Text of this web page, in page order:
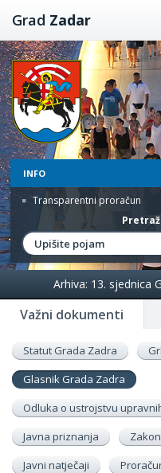
Preskoči
na
sadržaj
Grad Zadar
INFO
Transparentni proračun
Važni dokumenti
Arhiva: 13. sjednica
Statut Grada Zadra
Glasnik Grada Zadra
Odluka o ustrojstvu
Javna priznanja
Javni natječaji